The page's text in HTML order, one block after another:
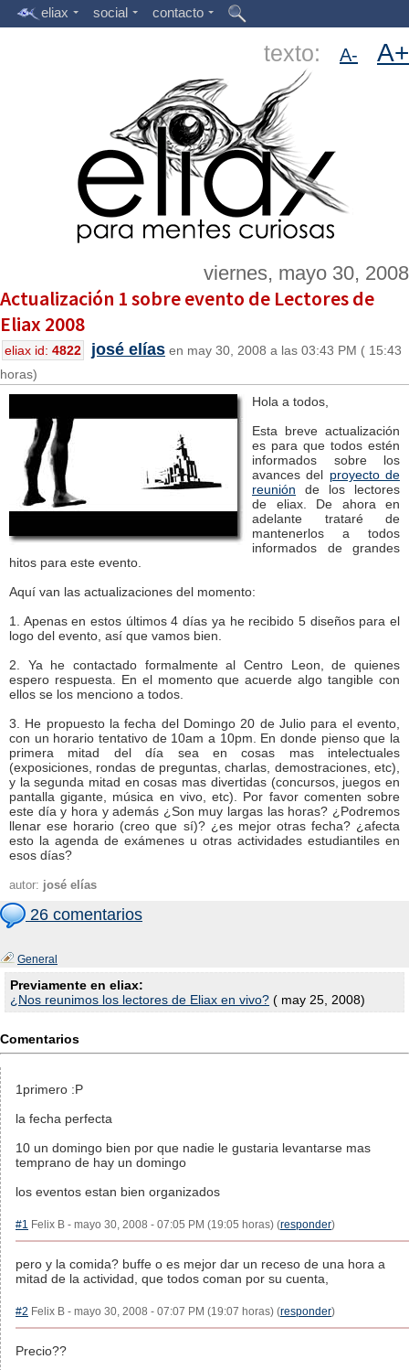
eliax social contacto
texto: A- A+
viernes, mayo 30, 2008
Actualización 1 sobre evento de Lectores de
Eliax 2008
eliax id: 4822 josé elías en may 30, 2008 a las 03:43 PM ( 15:43
horas)
Hola a todos,
Esta breve actualización
es para que todos estén
informados sobre los
avances del proyecto de
reunión de los lectores
de eliax. De ahora en
adelante trataré de
mantenerlos a todos
informados de grandes
hitos para este evento.
Aquí van las actualizaciones del momento:
1. Apenas en estos últimos 4 días ya he recibido 5 diseños para el
logo del evento, así que vamos bien.
2. Ya he contactado formalmente al Centro Leon, de quienes
espero respuesta. En el momento que acuerde algo tangible con
ellos se los menciono a todos.
3. He propuesto la fecha del Domingo 20 de Julio para el evento,
con un horario tentativo de 10am a 10pm. En donde pienso que la
primera mitad del día sea en cosas mas intelectuales
(exposiciones, rondas de preguntas, charlas, demostraciones, etc),
y la segunda mitad en cosas mas divertidas (concursos, juegos en
pantalla gigante, música en vivo, etc). Por favor comenten sobre
este día y hora y además ¿Son muy largas las horas? ¿Podremos
llenar ese horario (creo que sí)? ¿es mejor otras fecha? ¿afecta
esto la agenda de exámenes u otras actividades estudiantiles en
esos días?
autor: josé elías
26 comentarios
General
Previamente en eliax:
¿Nos reunimos los lectores de Eliax en vivo? ( may 25, 2008)
Comentarios
1primero :P
la fecha perfecta
10 un domingo bien por que nadie le gustaria levantarse mas
temprano de hay un domingo
los eventos estan bien organizados
#1 Felix B - mayo 30, 2008 - 07:05 PM (19:05 horas) (responder)
pero y la comida? buffe o es mejor dar un receso de una hora a
mitad de la actividad, que todos coman por su cuenta,
#2 Felix B - mayo 30, 2008 - 07:07 PM (19:07 horas) (responder)
Precio??